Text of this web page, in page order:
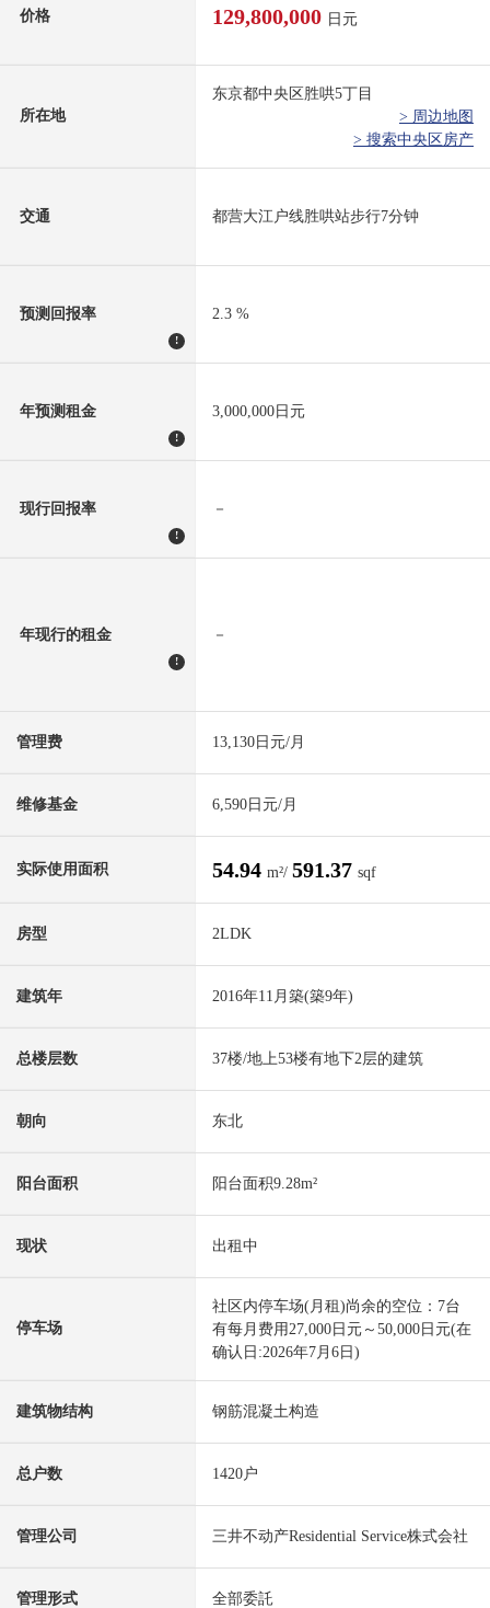
价格 129,800,000 日元
所在地
东京都中央区胜哄5丁目
> 周边地图
> 搜索中央区房产
交通 都营大江户线胜哄站步行7分钟
预测回报率
!
2.3 %
年预测租金
!
3,000,000日元
现行回报率
!
－
年现行的租金
!
－
管理费 13,130日元/月
维修基金 6,590日元/月
实际使用面积 54.94 m²/ 591.37 sqf
房型 2LDK
建筑年 2016年11月築(築9年)
总楼层数 37楼/地上53楼有地下2层的建筑
朝向 东北
阳台面积 阳台面积9.28m²
现状 出租中
停车场
社区内停车场(月租)尚余的空位：7台
有每月费用27,000日元～50,000日元(在
确认日:2026年7月6日)
建筑物结构 钢筋混凝土构造
总户数 1420户
管理公司 三井不动产Residential Service株式会社
管理形式 全部委託